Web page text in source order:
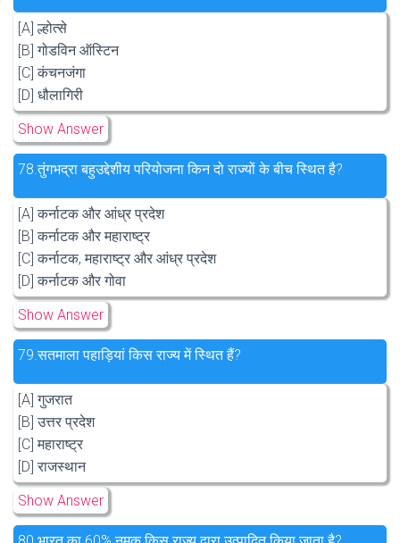
[A] ल्होत्से
[B] गोडविन ऑस्टिन
[C] कंचनजंगा
[D] धौलागिरी
Show Answer
78.तुंगभद्रा बहुउद्देशीय परियोजना किन दो राज्यों के बीच स्थित है?
[A] कर्नाटक और आंध्र प्रदेश
[B] कर्नाटक और महाराष्ट्र
[C] कर्नाटक, महाराष्ट्र और आंध्र प्रदेश
[D] कर्नाटक और गोवा
Show Answer
79.सतमाला पहाड़ियां किस राज्य में स्थित हैं?
[A] गुजरात
[B] उत्तर प्रदेश
[C] महाराष्ट्र
[D] राजस्थान
Show Answer